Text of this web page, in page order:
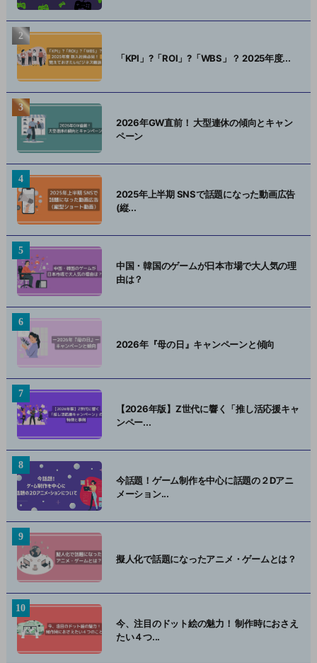
「KPI」?「ROI」?「WBS」？ 2025年度...
2026年GW直前！ 大型連休の傾向とキャン
ペーン
2025年上半期 SNSで話題になった動画広告
(縦...
中国・韓国のゲームが日本市場で大人気の理
由は？
2026年『母の日』キャンペーンと傾向
【2026年版】Z世代に響く「推し活応援キャ
ンペー...
今話題！ゲーム制作を中心に話題の２Dアニ
メーション...
擬人化で話題になったアニメ・ゲームとは？
今、注目のドット絵の魅力！ 制作時におさえ
たい４つ...